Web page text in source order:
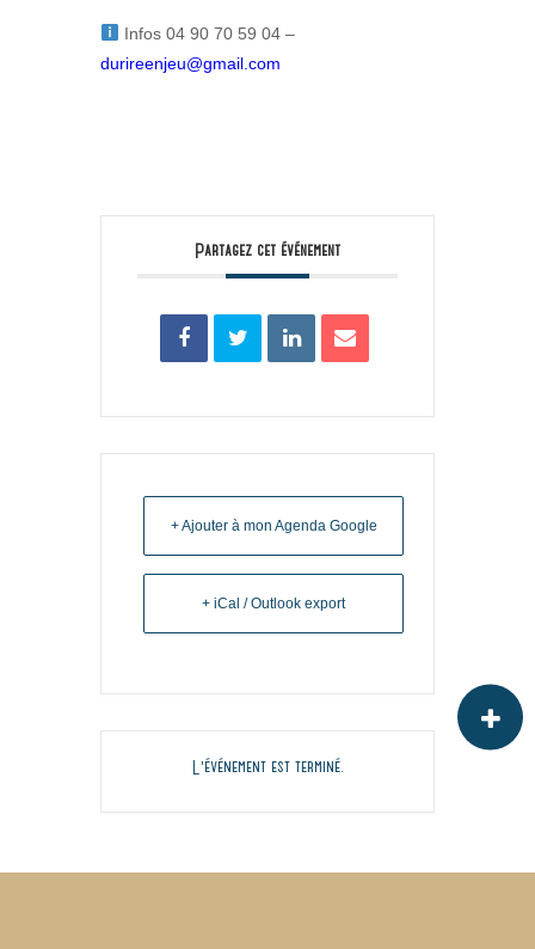
Infos 04 90 70 59 04 –
durireenjeu@gmail.com
Partagez cet événement
+ Ajouter à mon Agenda Google
+ iCal / Outlook export
L'événement est terminé.